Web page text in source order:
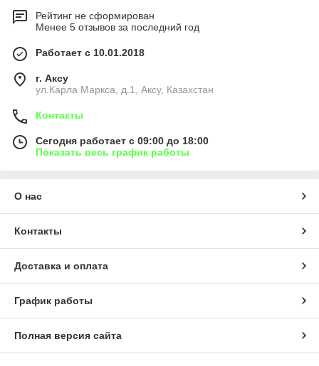
Рейтинг не сформирован
Менее 5 отзывов за последний год
Работает с 10.01.2018
г. Аксу
ул.Карла Маркса, д.1, Аксу, Казахстан
Контакты
Сегодня работает с 09:00 до 18:00
Показать весь график работы
О нас
Контакты
Доставка и оплата
График работы
Полная версия сайта